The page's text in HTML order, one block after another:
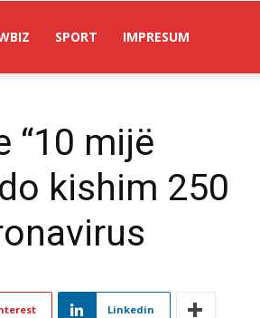
SPORT IMPRESUM
“10 mijë
kishim 250
Linkedin